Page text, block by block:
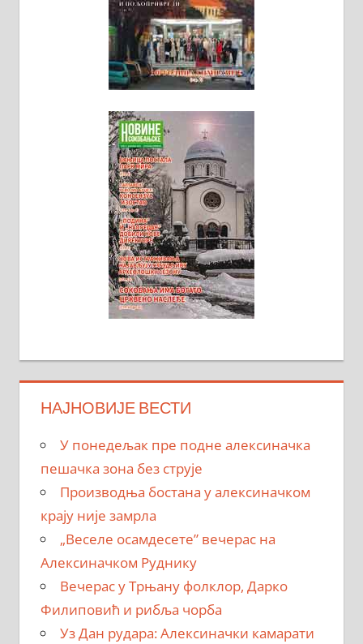
НАЈНОВИЈЕ ВЕСТИ
У понедељак пре подне алексиначка
пешачка зона без струје
Производња бостана у алексиначком
крају није замрла
„Веселе осамдесете” вечерас на
Алексиначком Руднику
Вечерас у Трњану фолклор, Дарко
Филиповић и рибља чорба
Уз Дан рудара: Алексиначки камарати